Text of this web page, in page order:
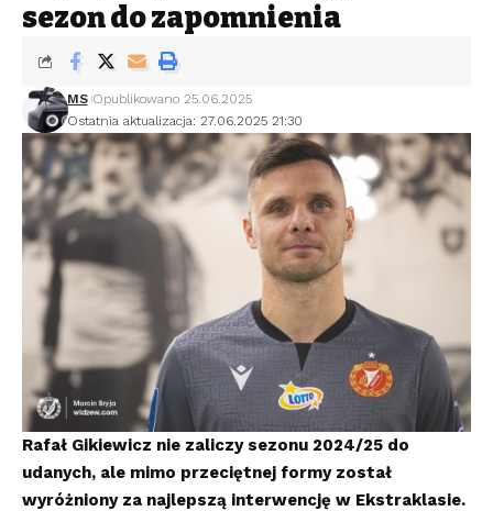
sezon do zapomnienia
Ostatnia aktualizacja: 27.06.2025 21:30
MS Opublikowano 25.06.2025
Rafał Gikiewicz nie zaliczy sezonu 2024/25 do
udanych, ale mimo przeciętnej formy został
wyróżniony za najlepszą interwencję w Ekstraklasie.